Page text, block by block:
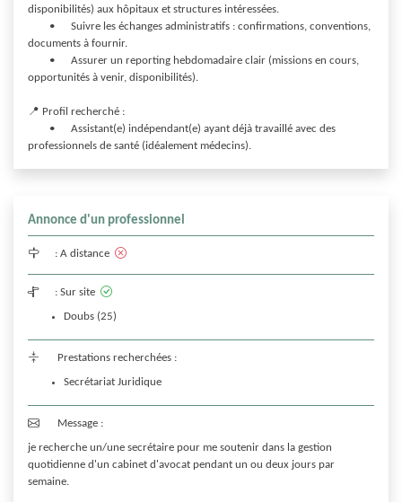
disponibilités) aux hôpitaux et structures intéressées.
documents à fournir.
opportunités à venir, disponibilités).
📍 Profil recherché :
professionnels de santé (idéalement médecins).
Annonce d'un professionnel
: A distance
: Sur site
Doubs (25)
Prestations recherchées :
Secrétariat Juridique
Message :
je recherche un/une secrétaire pour me soutenir dans la gestion
quotidienne d'un cabinet d'avocat pendant un ou deux jours par
semaine.